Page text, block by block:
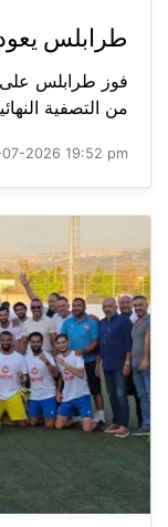
طرابلس
من التصفية
2026 19:52 pm